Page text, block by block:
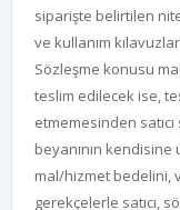
siparişte belirtilen
ve kullanım
Sözleşme konusu
teslim edilecek ise,
etmemesinden
beyanının
mal/hizmet bedelini,
gerekçelerle satıcı,